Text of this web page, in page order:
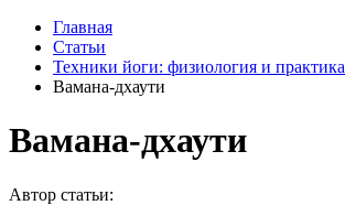
Главная
Статьи
Техники йоги: физиология и практика
Вамана-дхаути
Вамана-дхаути
Автор статьи: